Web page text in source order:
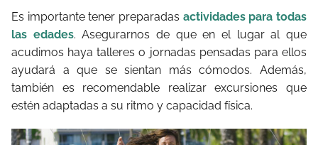
Es importante tener preparadas actividades para todas
las edades. Asegurarnos de que en el lugar al que
acudimos haya talleres o jornadas pensadas para ellos
ayudará a que se sientan más cómodos. Además,
también es recomendable realizar excursiones que
estén adaptadas a su ritmo y capacidad física.